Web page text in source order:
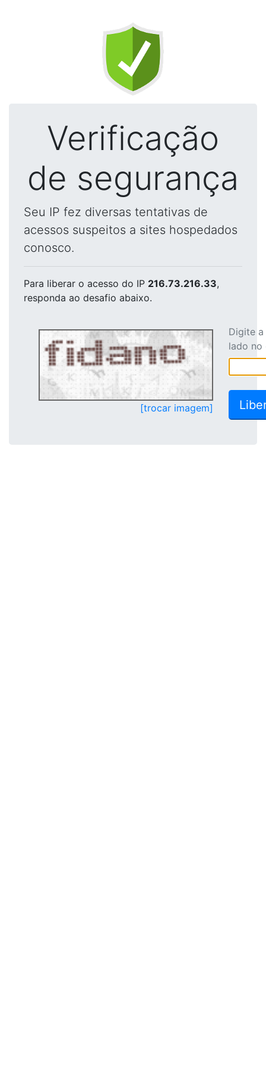
Verificação
de segurança
Seu IP fez diversas tentativas de
acessos suspeitos a sites hospedados
conosco.
Para liberar o acesso do IP 216.73.216.33,
responda ao desafio abaixo.
[trocar imagem]
Digite
lado no